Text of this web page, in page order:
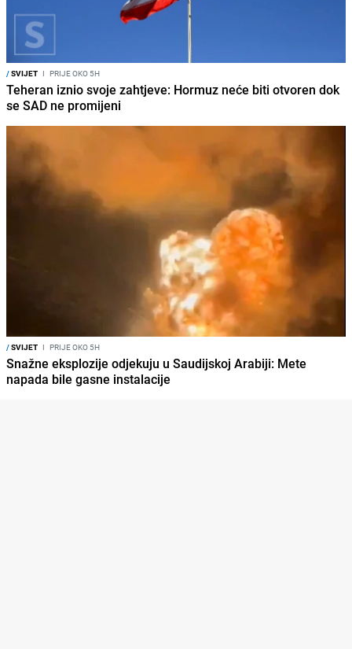
/SVIJET I PRIJE OKO 5H
Teheran iznio svoje zahtjeve: Hormuz neće biti otvoren dok
se SAD ne promijeni
/SVIJET I PRIJE OKO 5H
Snažne eksplozije odjekuju u Saudijskoj Arabiji: Mete
napada bile gasne instalacije